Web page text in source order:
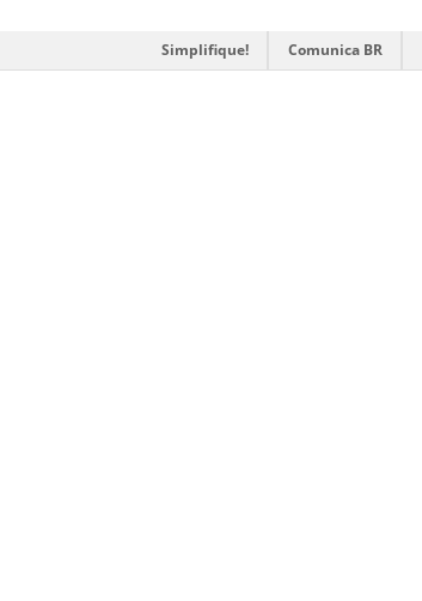
Simplifique! Comunica BR